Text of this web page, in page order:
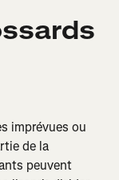
imprévues ou
de la
peuvent